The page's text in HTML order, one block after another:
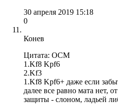
30 апреля 2019 15:18
0
Конев
Цитата: OCM
1.Kf8 Kрf6
2.Kf3
1.Kf8 Kрf6+ даже если
далее все равно мата нет,
защиты - слоном, ладьей